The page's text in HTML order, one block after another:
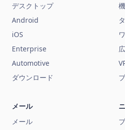
デスクトップ
Android
iOS
Enterprise
Automotive
ダウンロード
メール
メール